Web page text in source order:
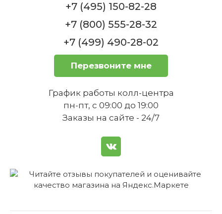
Подходит ли декантер для всех
видов вина?
Как правильно использовать
аэрации вина?
+7 (495) 150-82-28
+7 (800) 555-28-32
+7 (499) 490-28-02
Перезвоните мне
График работы колл-центра
пн-пт, с 09:00 до 19:00
Заказы на сайте - 24/7